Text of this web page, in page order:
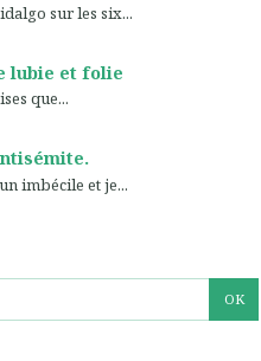
sur les six...
lubie et folie
que...
imbécile et je...